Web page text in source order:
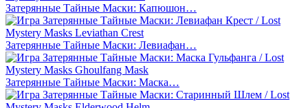
Затерянные Тайные Маски: Капюшон…
Затерянные Тайные Маски: Левиафан…
Затерянные Тайные Маски: Маска…